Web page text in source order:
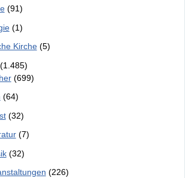
(91)
(1)
Kirche(5)
(1.485)
(699)
(64)
(32)
(7)
(32)
(226)